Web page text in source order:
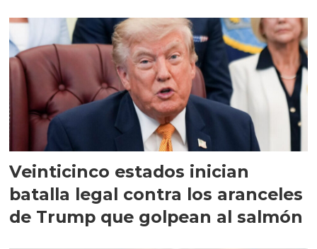
Veinticinco estados inician
batalla legal contra los aranceles
de Trump que golpean al salmón